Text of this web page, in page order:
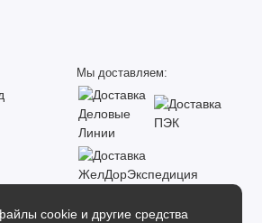
cookie и другие средства
Мы доставляем: